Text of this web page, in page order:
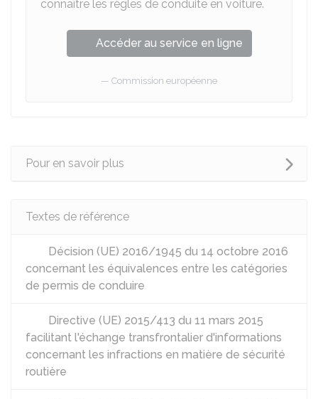
connaître les règles de conduite en voiture.
Accéder au service en ligne
Commission européenne
Pour en savoir plus
Textes de référence
Décision (UE) 2016/1945 du 14 octobre 2016
concernant les équivalences entre les catégories
de permis de conduire
Directive (UE) 2015/413 du 11 mars 2015
facilitant l'échange transfrontalier d'informations
concernant les infractions en matière de sécurité
routière